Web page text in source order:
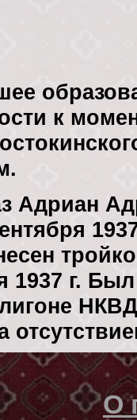
к
Адриан
1937 г.
О